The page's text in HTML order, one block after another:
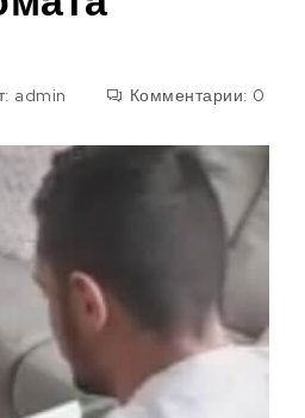
admin Комментарии: 0